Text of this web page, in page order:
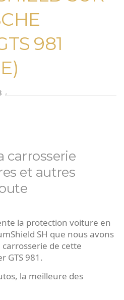
981
,
carrosserie
et autres
la protection voiture en
SH que nous avons
de cette
GTS 981.
la meilleure des